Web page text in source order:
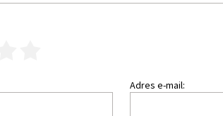
Adres e-mail: